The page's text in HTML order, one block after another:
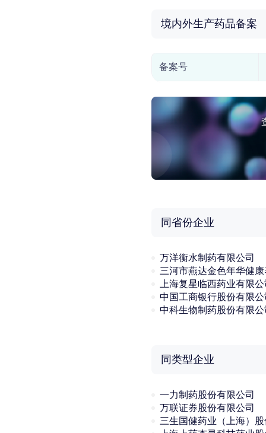
境内外生产药品备案
备案号
同省份企业
万洋衡水制药有限公司
上海复星临西药业有限
中科生物制药股份有限公
同类型企业
一力制药股份有限公司
万联证券股份有限公司